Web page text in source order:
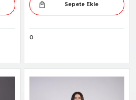
Sepete Ekle
0